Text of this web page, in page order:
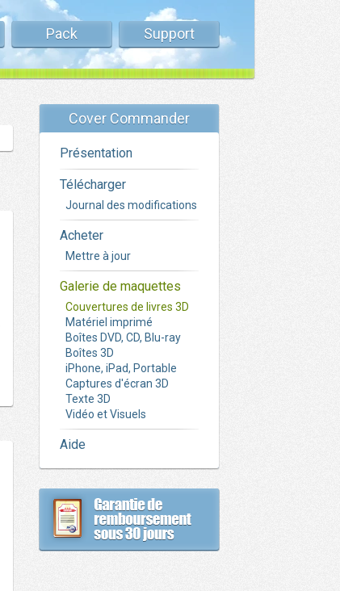
Pack Support
Cover Commander
Présentation
Télécharger
Journal des modifications
Acheter
Mettre à jour
Galerie de maquettes
Couvertures de livres 3D
Matériel imprimé
Boîtes DVD, CD, Blu-ray
Boîtes 3D
iPhone, iPad, Portable
Captures d'écran 3D
Texte 3D
Vidéo et Visuels
Aide